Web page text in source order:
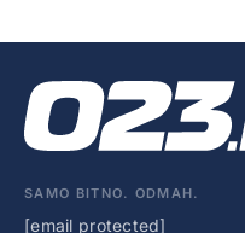
SAMO BITNO. ODMAH.
[email protected]